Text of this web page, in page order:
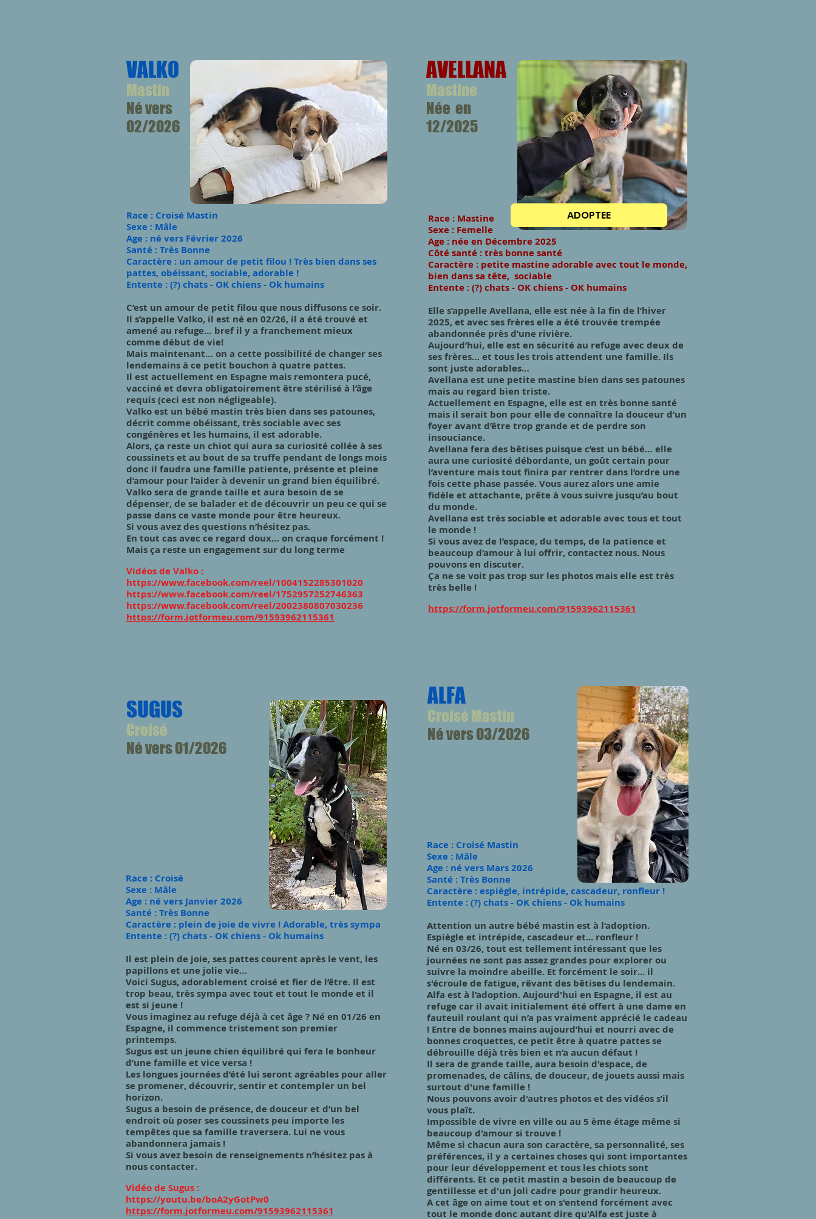
VALKO
Mastin
Né vers
02/2026
​Race : Croisé Mastin
Sexe : Mâle
Age : né vers Février 2026
Santé :Très Bonne
Caractère : un amour de petit filou ! Très bien dans ses
pattes, obéissant, sociable, adorable !
Entente : (?) chats - OK chiens - Ok humains
C’est un amour de petit filou que nous diffusons ce soir.
Il s’appelle Valko, il est né en 02/26, il a été trouvé et
amené au refuge… bref il y a franchement mieux
comme début de vie!
Mais maintenant… on a cette possibilité de changer ses
lendemains à ce petit bouchon à quatre pattes.
Il est actuellement en Espagne mais remontera pucé,
vacciné et devra obligatoirement être stérilisé à l’âge
requis (ceci est non négligeable).
Valko est un bébé mastin très bien dans ses patounes,
décrit comme obéissant, très sociable avec ses
congénères et les humains, il est adorable.
Alors, ça reste un chiot qui aura sa curiosité collée à ses
coussinets et au bout de sa truffe pendant de longs mois
donc il faudra une famille patiente, présente et pleine
d’amour pour l’aider à devenir un grand bien équilibré.
Valko sera de grande taille et aura besoin de se
dépenser, de se balader et de découvrir un peu ce qui se
passe dans ce vaste monde pour être heureux.
Si vous avez des questions n’hésitez pas.
En tout cas avec ce regard doux… on craque forcément !
Mais ça reste un engagement sur du long terme
Vidéos de Valko :
https://www.facebook.com/reel/1004152285301020
https://www.facebook.com/reel/1752957252746363
https://www.facebook.com/reel/2002380807030236
https://form.jotformeu.com/91593962115361
AVELLANA
Mastine
Née en
12/2025
Race : Mastine
Sexe : Femelle
Age : née en Décembre 2025
Côté santé : très bonne santé
Caractère : petite mastine adorable avec tout le monde,
bien dans sa tête, sociable
Entente : (?) chats - OK chiens - OK humains
Elle s’appelle Avellana, elle est née à la fin de l’hiver
2025, et avec ses frères elle a été trouvée trempée
abandonnée près d’une rivière.
Aujourd’hui, elle est en sécurité au refuge avec deux de
ses frères… et tous les trois attendent une famille. Ils
sont juste adorables…
Avellana est une petite mastine bien dans ses patounes
mais au regard bien triste.
Actuellement en Espagne, elle est en très bonne santé
mais il serait bon pour elle de connaître la douceur d’un
foyer avant d’être trop grande et de perdre son
insouciance.
Avellana fera des bêtises puisque c’est un bébé… elle
aura une curiosité débordante, un goût certain pour
l’aventure mais tout finira par rentrer dans l’ordre une
fois cette phase passée. Vous aurez alors une amie
fidèle et attachante, prête à vous suivre jusqu’au bout
du monde.
Avellana est très sociable et adorable avec tous et tout
le monde !
Si vous avez de l’espace, du temps, de la patience et
beaucoup d’amour à lui offrir, contactez nous. Nous
pouvons en discuter.
Ça ne se voit pas trop sur les photos mais elle est très
très belle !
https://form.jotformeu.com/91593962115361
ADOPTEE
SUGUS
Croisé
Né vers 01/2026
​Race : Croisé
Sexe : Mâle
Age : né vers Janvier 2026
Santé :Très Bonne
Caractère : plein de joie de vivre ! Adorable, très sympa
Entente : (?) chats - OK chiens - Ok humains
Il est plein de joie, ses pattes courent après le vent, les
papillons et une jolie vie…
Voici Sugus, adorablement croisé et fier de l’être. Il est
trop beau, très sympa avec tout et tout le monde et il
est si jeune !
Vous imaginez au refuge déjà à cet âge ? Né en 01/26 en
Espagne, il commence tristement son premier
printemps.
Sugus est un jeune chien équilibré qui fera le bonheur
d’une famille et vice versa !
Les longues journées d’été lui seront agréables pour aller
se promener, découvrir, sentir et contempler un bel
horizon.
Sugus a besoin de présence, de douceur et d’un bel
endroit où poser ses coussinets peu importe les
tempêtes que sa famille traversera. Lui ne vous
abandonnera jamais !
Si vous avez besoin de renseignements n’hésitez pas à
nous contacter.
Vidéo de Sugus :
https://youtu.be/boA2yGotPw0
https://form.jotformeu.com/91593962115361
ALFA
Croisé Mastin
Né vers 03/2026
​Race : Croisé Mastin
Sexe : Mâle
Age : né vers Mars 2026
Santé :Très Bonne
Caractère : espiègle, intrépide, cascadeur, ronfleur !
Entente : (?) chats - OK chiens - Ok humains
Attention un autre bébé mastin est à l’adoption.
Espiègle et intrépide, cascadeur et... ronfleur !
Né en 03/26, tout est tellement intéressant que les
journées ne sont pas assez grandes pour explorer ou
suivre la moindre abeille. Et forcément le soir... il
s'écroule de fatigue, rêvant des bêtises du lendemain.
Alfa est à l’adoption. Aujourd'hui en Espagne, il est au
refuge car il avait initialement été offert à une dame en
fauteuil roulant qui n’a pas vraiment apprécié le cadeau
! Entre de bonnes mains aujourd’hui et nourri avec de
bonnes croquettes, ce petit être à quatre pattes se
débrouille déjà très bien et n’a aucun défaut !
Il sera de grande taille, aura besoin d'espace, de
promenades, de câlins, de douceur, de jouets aussi mais
surtout d'une famille !
Nous pouvons avoir d'autres photos et des vidéos s’il
vous plaît.
Impossible de vivre en ville ou au 5 ème étage même si
beaucoup d'amour si trouve !
Même si chacun aura son caractère, sa personnalité, ses
préférences, il y a certaines choses qui sont importantes
pour leur développement et tous les chiots sont
différents. Et ce petit mastin a besoin de beaucoup de
gentillesse et d'un joli cadre pour grandir heureux.
A cet âge on aime tout et on s'entend forcément avec
tout le monde donc autant dire qu'Alfa est juste à